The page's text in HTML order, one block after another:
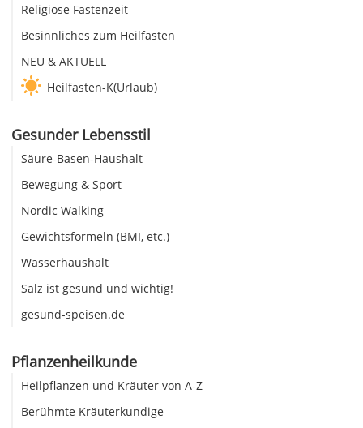
Religiöse Fastenzeit
Besinnliches zum Heilfasten
NEU & AKTUELL
Heilfasten-K(Urlaub)
Gesunder Lebensstil
Säure-Basen-Haushalt
Bewegung & Sport
Nordic Walking
Gewichtsformeln (BMI, etc.)
Wasserhaushalt
Salz ist gesund und wichtig!
gesund-speisen.de
Pflanzenheilkunde
Heilpflanzen und Kräuter von A-Z
Berühmte Kräuterkundige